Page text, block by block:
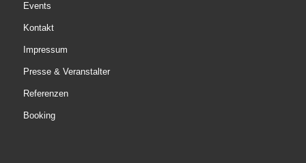
Events
Kontakt
Impressum
Presse & Veranstalter
Referenzen
Booking